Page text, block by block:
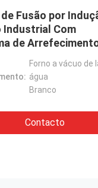
de Latão Forno de
para Fusão de
Faixa de
380 V, 50/60 Hz
2000Hz
Contacto